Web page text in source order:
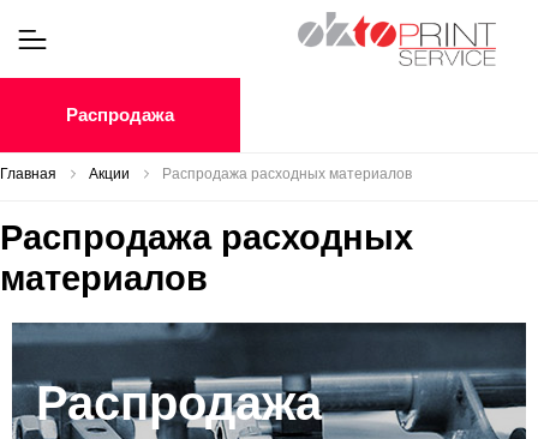
Распродажа
Главная Акции Распродажа расходных материалов
Распродажа расходных
материалов
Распродажа